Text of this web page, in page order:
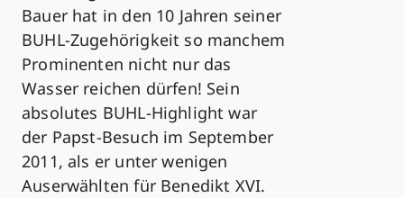
Bauer hat in den 10 Jahren seiner
BUHL-Zugehörigkeit so manchem
Prominenten nicht nur das
Wasser reichen dürfen! Sein
absolutes BUHL-Highlight war
der Papst-Besuch im September
2011, als er unter wenigen
Auserwählten für Benedikt XVI.